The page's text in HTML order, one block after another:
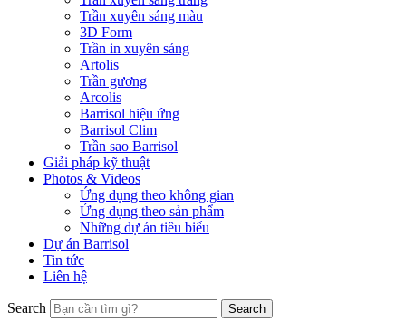
Trần xuyên sáng màu
3D Form
Trần in xuyên sáng
Artolis
Trần gương
Arcolis
Barrisol hiệu ứng
Barrisol Clim
Trần sao Barrisol
Giải pháp kỹ thuật
Photos & Videos
Ứng dụng theo không gian
Ứng dụng theo sản phẩm
Những dự án tiêu biểu
Dự án Barrisol
Tin tức
Liên hệ
Search